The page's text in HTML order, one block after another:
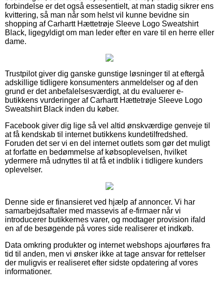
forbindelse er det også essesentielt, at man stadig sikrer ens
kvittering, så man når som helst vil kunne bevidne sin
shopping af Carhartt Hættetrøje Sleeve Logo Sweatshirt
Black, ligegyldigt om man leder efter en vare til en herre eller
dame.
Trustpilot giver dig ganske gunstige løsninger til at eftergå
adskillige tidligere konsumenters anmeldelser og af den
grund er det anbefalelsesværdigt, at du evaluerer e-
butikkens vurderinger af Carhartt Hættetrøje Sleeve Logo
Sweatshirt Black inden du køber.
Facebook giver dig lige så vel altid ønskværdige genveje til
at få kendskab til internet butikkens kundetilfredshed.
Foruden det ser vi en del internet outlets som gør det muligt
at forfatte en bedømmelse af købsoplevelsen, hvilket
ydermere må udnyttes til at få et indblik i tidligere kunders
oplevelser.
Denne side er finansieret ved hjælp af annoncer. Vi har
samarbejdsaftaler med massevis af e-firmaer når vi
introducerer butikkernes varer, og modtager provision ifald
en af de besøgende på vores side realiserer et indkøb.
Data omkring produkter og internet webshops ajourføres fra
tid til anden, men vi ønsker ikke at tage ansvar for rettelser
der muligvis er realiseret efter sidste opdatering af vores
informationer.